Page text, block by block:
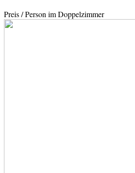
Preis / Person im Doppelzimmer